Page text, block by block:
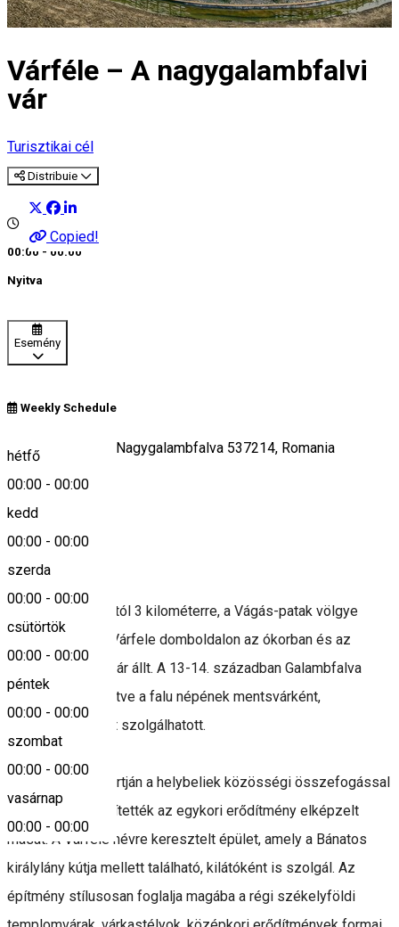
Várféle – A nagygalambfalvi
vár
Turisztikai cél
Distribuie
Copied!
00:00 - 00:00
Nyitva
Esemény
Weekly Schedule
hétfő
00:00 - 00:00
kedd
00:00 - 00:00
szerda
00:00 - 00:00
csütörtök
00:00 - 00:00
péntek
00:00 - 00:00
szombat
00:00 - 00:00
vasárnap
00:00 - 00:00
Porumbenii Mari/Nagygalambfalva 537214, Romania
Keresd térképen
Leírás
Nagygalambfalvától 3 kilométerre, a Vágás-patak völgye
felett emelkedő Várfele domboldalon az ókorban és az
Árpád-korban is vár állt. A 13-14. században Galambfalva
birtokosainak, illetve a falu népének mentsvárként,
menedékhelyként szolgálhatott.
A Vágás-patak partján a helybeliek közösségi összefogással
2023-ban megépítették az egykori erődítmény elképzelt
mását. A Várféle névre keresztelt épület, amely a Bánatos
királylány kútja mellett található, kilátóként is szolgál. Az
építmény stílusosan foglalja magába a régi székelyföldi